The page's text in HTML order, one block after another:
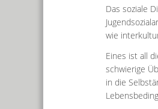
Das soziale
wie
Eines ist all
schwierige
in die